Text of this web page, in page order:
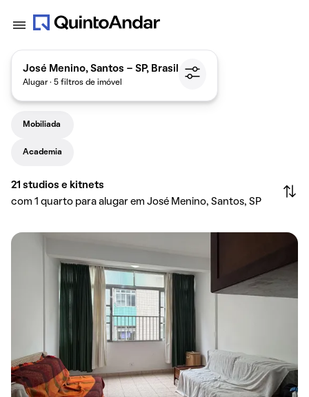
José Menino, Santos - SP, Brasil
Alugar · 5 filtros de imóvel
Mobiliada
Academia
21 studios e kitnets
com 1 quarto para alugar em José Menino, Santos, SP